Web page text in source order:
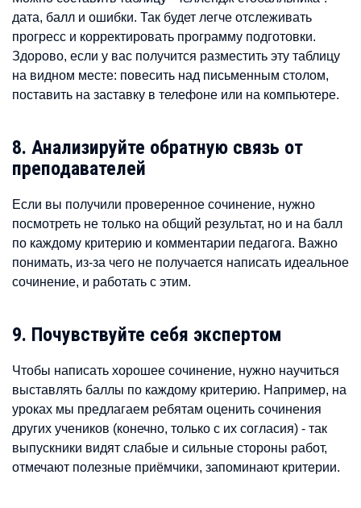
дата, балл и ошибки. Так будет легче отслеживать
прогресс и корректировать программу подготовки.
Здорово, если у вас получится разместить эту таблицу
на видном месте: повесить над письменным столом,
поставить на заставку в телефоне или на компьютере.
8. Анализируйте обратную связь от
преподавателей
Если вы получили проверенное сочинение, нужно
посмотреть не только на общий результат, но и на балл
по каждому критерию и комментарии педагога. Важно
понимать, из-за чего не получается написать идеальное
сочинение, и работать с этим.
9. Почувствуйте себя экспертом
Чтобы написать хорошее сочинение, нужно научиться
выставлять баллы по каждому критерию. Например, на
уроках мы предлагаем ребятам оценить сочинения
других учеников (конечно, только с их согласия) - так
выпускники видят слабые и сильные стороны работ,
отмечают полезные приёмчики, запоминают критерии.